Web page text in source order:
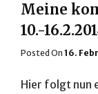
Meine
10.-
Posted On Posted
16.
Hier folgt nun